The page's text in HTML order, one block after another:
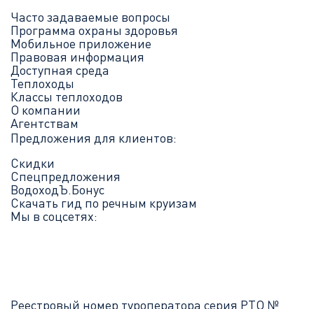
Часто задаваемые вопросы
Программа охраны здоровья
Мобильное приложение
Правовая информация
Доступная среда
Теплоходы
Классы теплоходов
О компании
Агентствам
Предложения для клиентов:
Скидки
Спецпредложения
ВодоходЪ.Бонус
Скачать гид по речным круизам
Мы в соцсетях:
Реестровый номер туроператора серия РТО №